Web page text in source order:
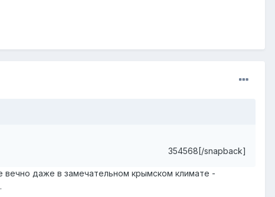
354568[/snapback]
вечно даже в замечательном крымском климате -